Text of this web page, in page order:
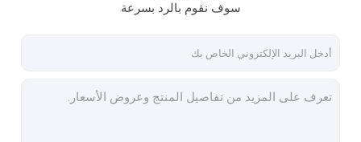
سوف نقوم بالرد بسرعة